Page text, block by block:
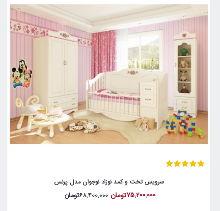
سرویس تخت و کمد نوزاد نوجوان مدل پرنس
75,200,000تومان 68,400,000تومان